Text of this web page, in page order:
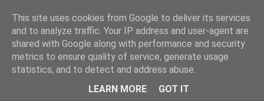
MENU
This site uses cookies from Google to deliver its services
and to analyze traffic. Your IP address and user-agent are
shared with Google along with performance and security
metrics to ensure quality of service, generate usage
statistics, and to detect and address abuse.
LEARN MORE
GOT IT